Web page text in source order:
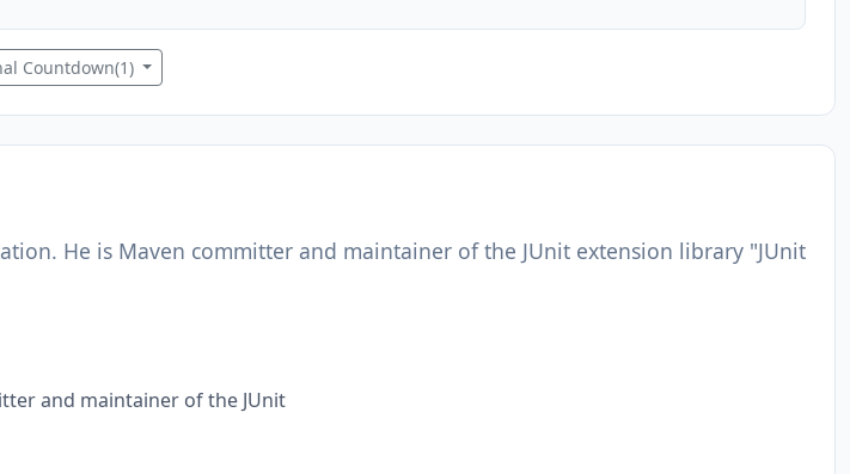
Countdown(1)
He is Maven committer and maintainer of the JUnit extension library "JUnit
and maintainer of the JUnit